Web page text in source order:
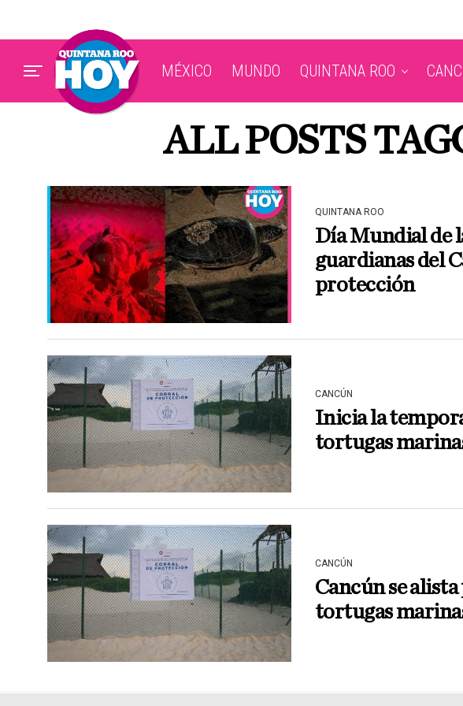
MÉXICO MUNDO QUINTANA ROO
ALL POSTS
QUINTANA ROO
Día Mundial de
guardianas del
protección
CANCÚN
Inicia la
tortugas
CANCÚN
Cancún se
tortugas